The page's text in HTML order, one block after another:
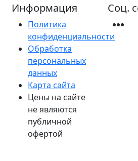
Информация
Политика
конфиденциальности
Обработка
персональных
данных
Карта сайта
Цены на сайте
не являются
публичной
офертой
Соц.